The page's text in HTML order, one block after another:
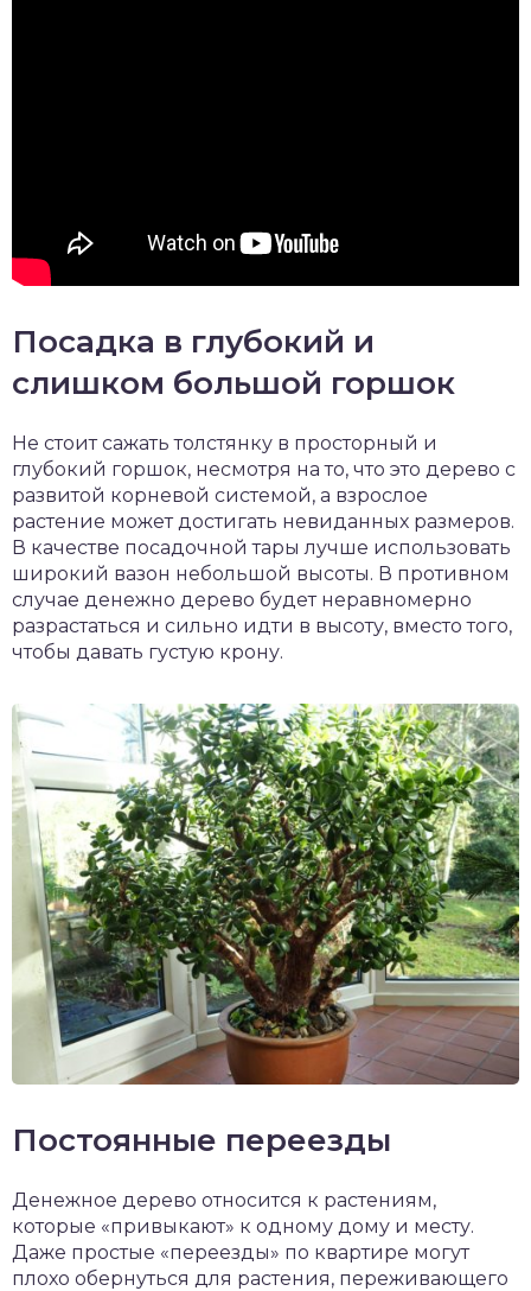
Посадка в глубокий и
слишком большой горшок
Не стоит сажать толстянку в просторный и
глубокий горшок, несмотря на то, что это дерево с
развитой корневой системой, а взрослое
растение может достигать невиданных размеров.
В качестве посадочной тары лучше использовать
широкий вазон небольшой высоты. В противном
случае денежно дерево будет неравномерно
разрастаться и сильно идти в высоту, вместо того,
чтобы давать густую крону.
Постоянные переезды
Денежное дерево относится к растениям,
которые «привыкают» к одному дому и месту.
Даже простые «переезды» по квартире могут
плохо обернуться для растения, переживающего